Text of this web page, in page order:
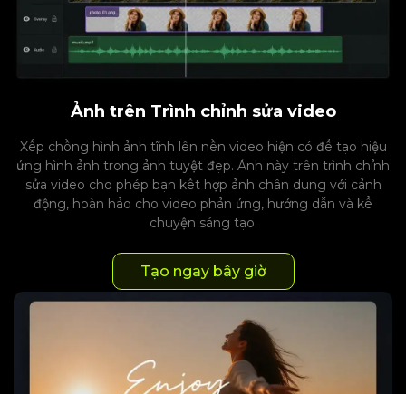
Ảnh trên Trình chỉnh sửa video
Xếp chồng hình ảnh tĩnh lên nền video hiện có để tạo hiệu
ứng hình ảnh trong ảnh tuyệt đẹp. Ảnh này trên trình chỉnh
sửa video cho phép bạn kết hợp ảnh chân dung với cảnh
động, hoàn hảo cho video phản ứng, hướng dẫn và kể
chuyện sáng tạo.
Tạo ngay bây giờ